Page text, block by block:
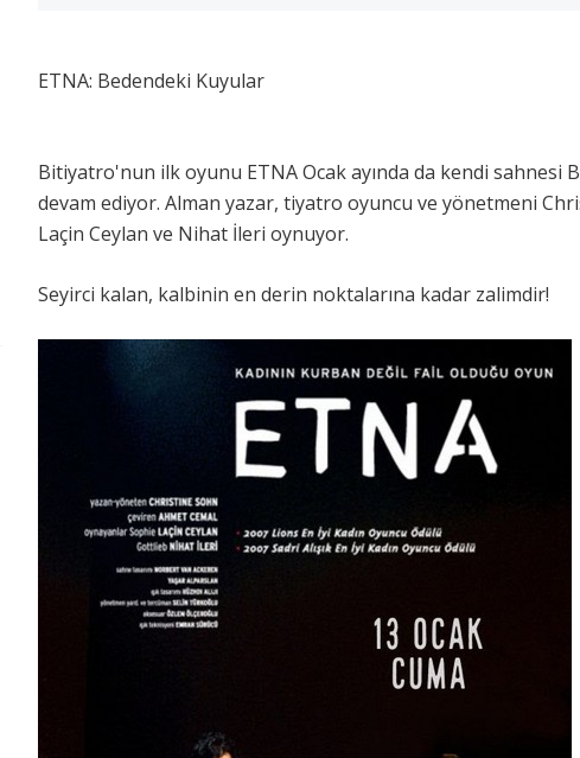
ETNA: Bedendeki Kuyular
Bitiyatro'nun ilk oyunu ETNA Ocak ayında da kendi sahnesi
devam ediyor. Alman yazar, tiyatro oyuncu ve yönetmeni
Laçin Ceylan ve Nihat İleri oynuyor.
Seyirci kalan, kalbinin en derin noktalarına kadar zalimdir!